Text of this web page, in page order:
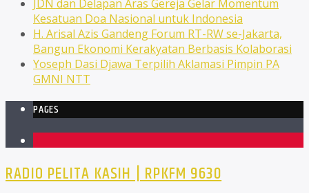
JDN dan Delapan Aras Gereja Gelar Momentum
Kesatuan Doa Nasional untuk Indonesia
H. Arisal Azis Gandeng Forum RT-RW se-Jakarta,
Bangun Ekonomi Kerakyatan Berbasis Kolaborasi
Yoseph Dasi Djawa Terpilih Aklamasi Pimpin PA
GMNI NTT
PAGES
RADIO PELITA KASIH | RPKFM 9630